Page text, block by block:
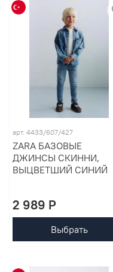
арт. 4433/607/427
ZARA БАЗОВЫЕ
ДЖИНСЫ СКИННИ,
ВЫЦВЕТШИЙ СИНИЙ
2 989 P
Выбрать